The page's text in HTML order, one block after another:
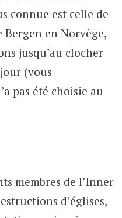
connue est celle de
Bergen en Norvège,
jusqu’au clocher
(vous
pas été choisie au
membres de l’Inner
d’églises,